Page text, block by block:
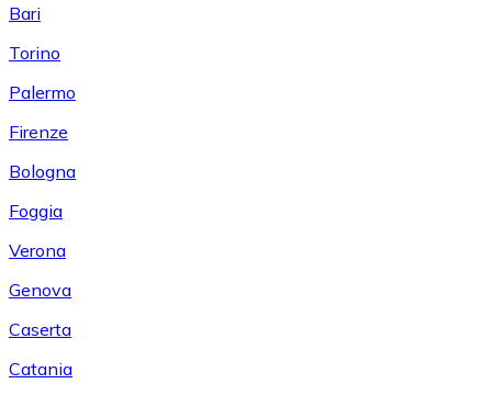
Bari
Torino
Palermo
Firenze
Bologna
Foggia
Verona
Genova
Caserta
Catania